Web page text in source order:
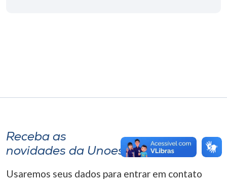
Receba as
novidades da Unoesc
Usaremos seus dados para entrar em contato